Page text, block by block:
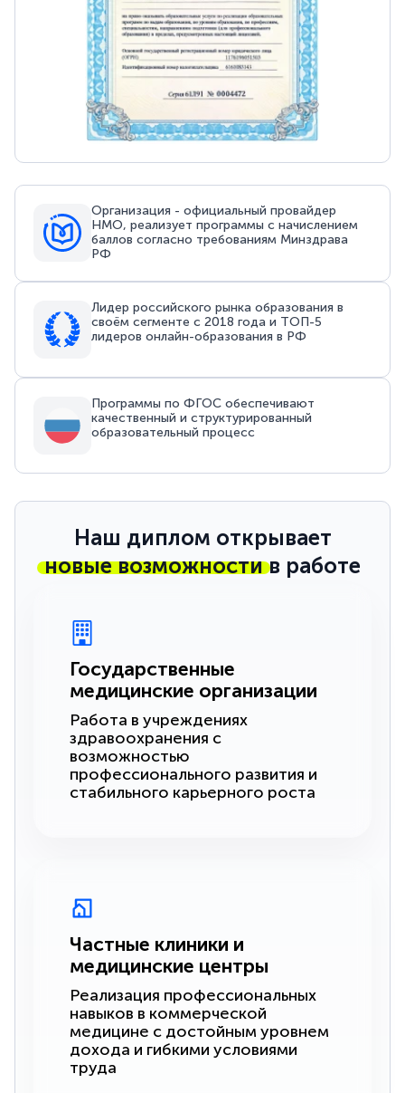
Организация - официальный провайдер
НМО, реализует программы с начислением
баллов согласно требованиям Минздрава
РФ
Лидер российского рынка образования в
своём сегменте с 2018 года и ТОП-5
лидеров онлайн-образования в РФ
Программы по ФГОС обеспечивают
качественный и структурированный
образовательный процесс
Наш диплом открывает
новые возможностив работе
Государственные
медицинские организации
Работа в учреждениях
здравоохранения с
возможностью
профессионального развития и
стабильного карьерного роста
Частные клиники и
медицинские центры
Реализация профессиональных
навыков в коммерческой
медицине с достойным уровнем
дохода и гибкими условиями
труда